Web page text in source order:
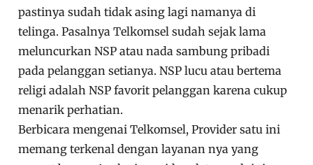
pastinya sudah tidak asing lagi namanya di
telinga. Pasalnya Telkomsel sudah sejak lama
meluncurkan NSP atau nada sambung pribadi
pada pelanggan setianya. NSP lucu atau bertema
religi adalah NSP favorit pelanggan karena cukup
menarik perhatian.
Berbicara mengenai Telkomsel, Provider satu ini
memang terkenal dengan layanan nya yang